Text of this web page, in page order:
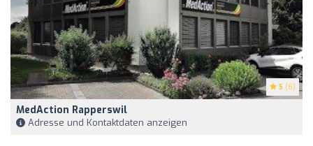
5 (6)
MedAction Rapperswil
Adresse und Kontaktdaten anzeigen